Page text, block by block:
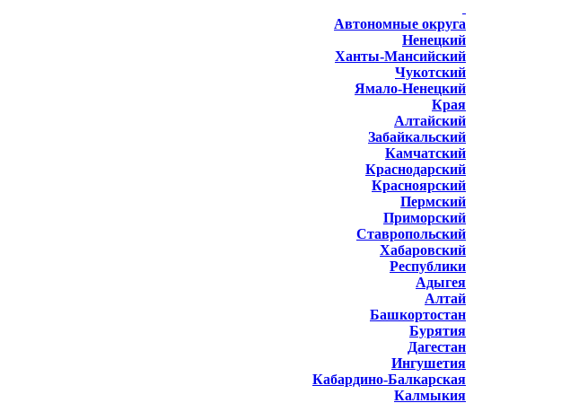
Автономные округа
Ненецкий
Ханты-Мансийский
Чукотский
Ямало-Ненецкий
Края
Алтайский
Забайкальский
Камчатский
Краснодарский
Красноярский
Пермский
Приморский
Ставропольский
Хабаровский
Республики
Адыгея
Алтай
Башкортостан
Бурятия
Дагестан
Ингушетия
Кабардино-Балкарская
Калмыкия